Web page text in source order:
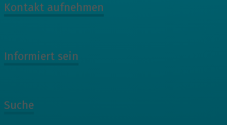
Kontakt aufnehmen
Informiert sein
Suche